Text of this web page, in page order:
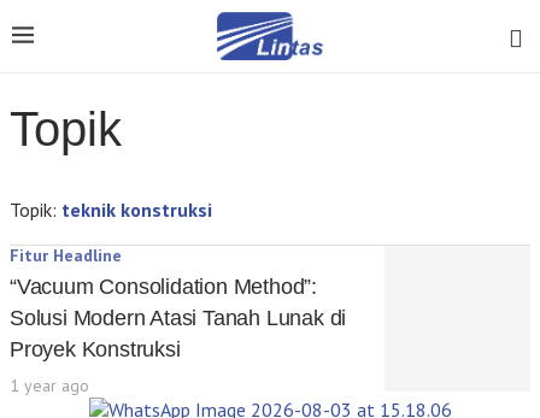
Topik
Topik: teknik konstruksi
Fitur Headline
“Vacuum Consolidation Method”:
Solusi Modern Atasi Tanah Lunak di
Proyek Konstruksi
1 year ago